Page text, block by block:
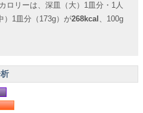
ロリーは、深皿（大）1皿分・1人
）1皿分（173g）が268kcal 、100g